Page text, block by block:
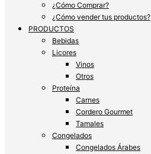
¿Cómo Comprar?
¿Cómo vender tus productos?
PRODUCTOS
Bebidas
Licores
Vinos
Otros
Proteína
Carnes
Cordero Gourmet
Tamales
Congelados
Congelados Árabes